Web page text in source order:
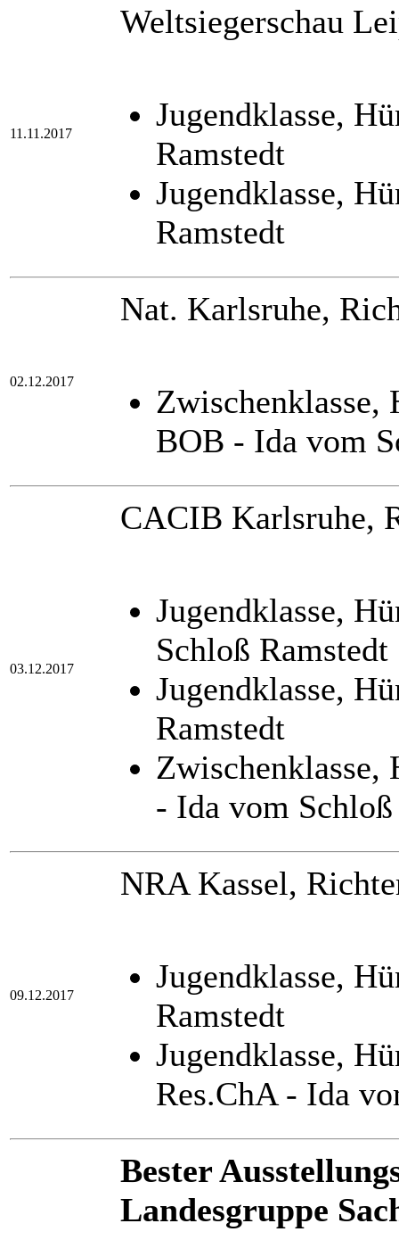
11.11.2017
Weltsiegerschau
Jugendklasse,
Ramstedt
Jugendklasse,
Ramstedt
02.12.2017
Nat. Karlsruhe,
BOB - Ida vom
03.12.2017
CACIB Karlsruhe,
Jugendklasse,
Schloß Ramstedt
Jugendklasse,
Ramstedt
- Ida vom
09.12.2017
NRA Kassel,
Jugendklasse,
Ramstedt
Jugendklasse,
Res.ChA - Ida
Bester
Landesgruppe